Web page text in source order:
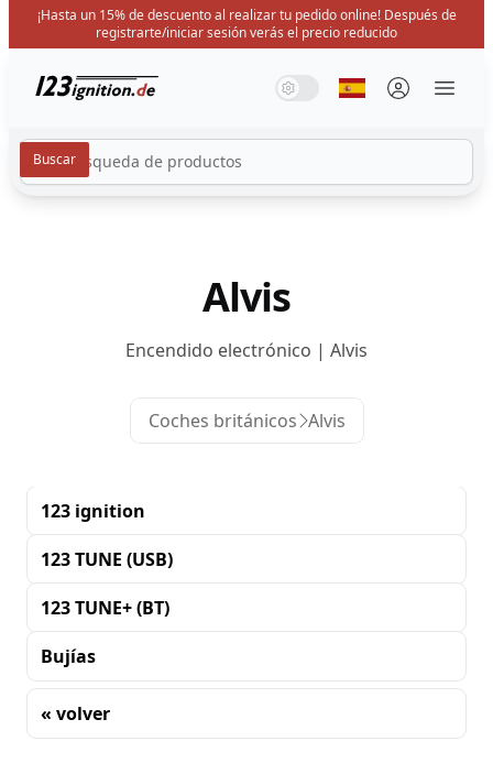
¡Hasta un 15% de descuento al realizar tu pedido online! Después de
registrarte/iniciar sesión verás el precio reducido
123ignition.de Modo de sistema
Modo de luz
Modo oscuro
Seleccione
Alvis
Encendido electrónico | Alvis
Coches británicos Alvis
123 ignition
123 TUNE (USB)
123 TUNE+ (BT)
Bujías
« volver